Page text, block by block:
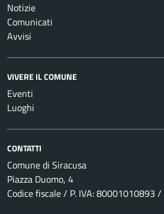
Notizie
Comunicati
Avvisi
VIVERE IL COMUNE
Eventi
Luoghi
CONTATTI
Comune di Siracusa
Piazza Duomo, 4
Codice fiscale / P. IVA: 80001010893